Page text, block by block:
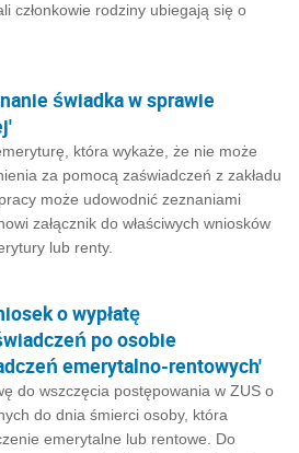
członkowie rodziny ubiegają się o
świadka w sprawie
która wykaże, że nie może
za pomocą zaświadczeń z zakładu
może udowodnić zeznaniami
załącznik do właściwych wniosków
lub renty.
o wypłatę
po osobie
emerytalno-rentowych'
do wszczęcia postępowania w ZUS o
do dnia śmierci osoby, która
emerytalne lub rentowe. Do